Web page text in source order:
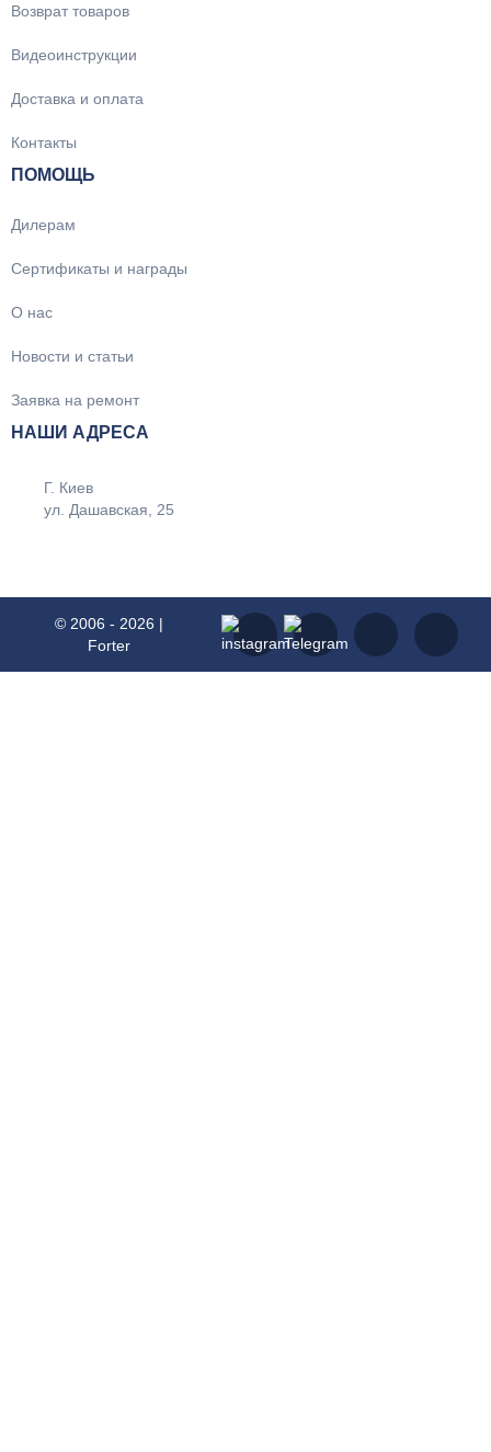
Возврат товаров
Видеоинструкции
Доставка и оплата
Контакты
ПОМОЩЬ
Дилерам
Сертификаты и награды
О нас
Новости и статьи
Заявка на ремонт
НАШИ АДРЕСА
Г. Киев
ул. Дашавская, 25
© 2006 - 2026 |
Forter